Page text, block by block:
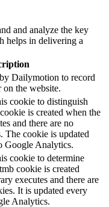
and analyze the key
helps in delivering a
Dailymotion to record
the website.
cookie to distinguish
is created when the
and there are no
The cookie is updated
Google Analytics.
cookie to determine
cookie is created
executes and there are
It is updated every
Analytics.